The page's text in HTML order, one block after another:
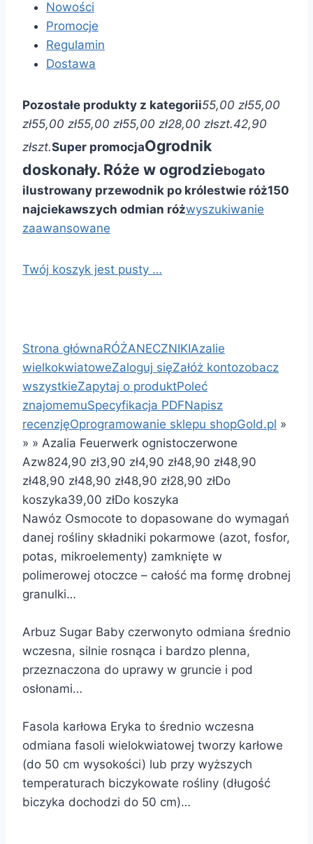
Nowości
Promocje
Regulamin
Dostawa
Pozostałe produkty z kategorii55,00 zł55,00
zł55,00 zł55,00 zł55,00 zł28,00 złszt.42,90
złszt.Super promocjaOgrodnik
doskonały. Róże w ogrodziebogato
ilustrowany przewodnik po królestwie róż150
najciekawszych odmian różwyszukiwanie
zaawansowane
Twój koszyk jest pusty …
Strona głównaRÓŻANECZNIKIAzalie
wielkokwiatoweZaloguj sięZałóż kontozobacz
wszystkieZapytaj o produktPoleć
znajomemuSpecyfikacja PDFNapisz
recenzjęOprogramowanie sklepu shopGold.pl »
» » Azalia Feuerwerk ognistoczerwone
Azw824,90 zł3,90 zł4,90 zł48,90 zł48,90
zł48,90 zł48,90 zł48,90 zł28,90 złDo
koszyka39,00 złDo koszyka
Nawóz Osmocote to dopasowane do wymagań
danej rośliny składniki pokarmowe (azot, fosfor,
potas, mikroelementy) zamknięte w
polimerowej otoczce – całość ma formę drobnej
granulki…
Arbuz Sugar Baby czerwonyto odmiana średnio
wczesna, silnie rosnąca i bardzo plenna,
przeznaczona do uprawy w gruncie i pod
osłonami…
Fasola karłowa Eryka to średnio wczesna
odmiana fasoli wielokwiatowej tworzy karłowe
(do 50 cm wysokości) lub przy wyższych
temperaturach biczykowate rośliny (długość
biczyka dochodzi do 50 cm)…